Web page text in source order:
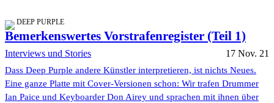
DEEP PURPLE
Bemerkenswertes Vorstrafenregister (Teil 1)
Interviews und Stories 17 Nov. 21
Dass Deep Purple andere Künstler interpretieren, ist nichts Neues.
Eine ganze Platte mit Cover-Versionen schon: Wir trafen Drummer
Ian Paice und Keyboarder Don Airey und sprachen mit ihnen über